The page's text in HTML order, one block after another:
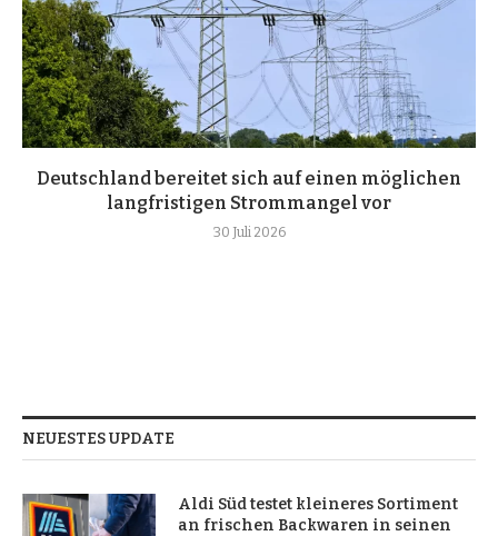
Deutschland bereitet sich auf einen möglichen
langfristigen Strommangel vor
30 Juli 2026
NEUESTES UPDATE
Aldi Süd testet kleineres Sortiment
an frischen Backwaren in seinen